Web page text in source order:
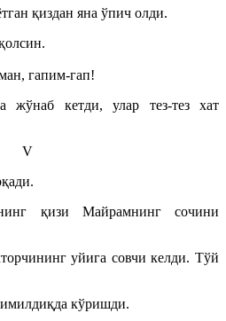
қиздан яна ўпич олди.
гапим-гап!
жўнаб кетди, улар тез-тез хат
V
қизи Майрамнинг сочини
уйига совчи келди. Тўй
кўришди.